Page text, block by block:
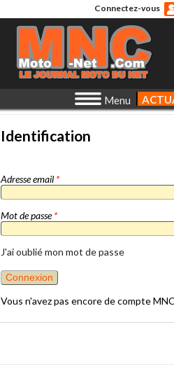
Connectez-vous
Menu
Identification
Adresse email *
Mot de passe*
J'ai oublié mon mot de passe
Vous n'avez pas encore de compte